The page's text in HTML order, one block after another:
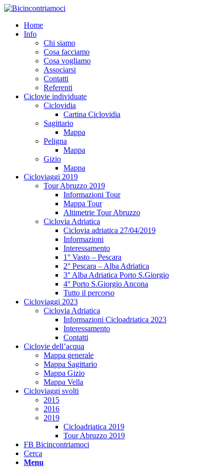
Home
Info
Chi siamo
Cosa facciamo
Cosa vogliamo
Associarsi
Contatti
Referenti
Ciclovie individuate
Ciclovidia
Cartina Ciclovidia
Sagittario
Mappa
Peligna
Mappa
Gizio
Mappa
Cicloviaggi 2019
Tour Abruzzo 2019
Informazioni Tour
Mappa Tour
Altimetrie Tour Abruzzo
Ciclovia Adriatica
Ciclovia adriatica 27/04/2019
Informazioni
Interessamento
1° Vasto – Pescara
2° Pescara – Alba Adriatica
3° Alba Adriatica Porto S.Giorgio
4° Porto S.Giorgio Ancona
Tutto il percorso
Cicloviaggi 2023
Ciclovia Adriatica
Informazioni Cicloadriatica 2023
Interessamento
Contatti
Ciclovie dell’acqua
Mappa generale
Mappa Sagittario
Mappa Gizio
Mappa Vella
Cicloviaggi svolti
2015
2016
2019
Cicloadriatica 2019
Tour Abruzzo 2019
FB Bicincontriamoci
Cerca
Menu